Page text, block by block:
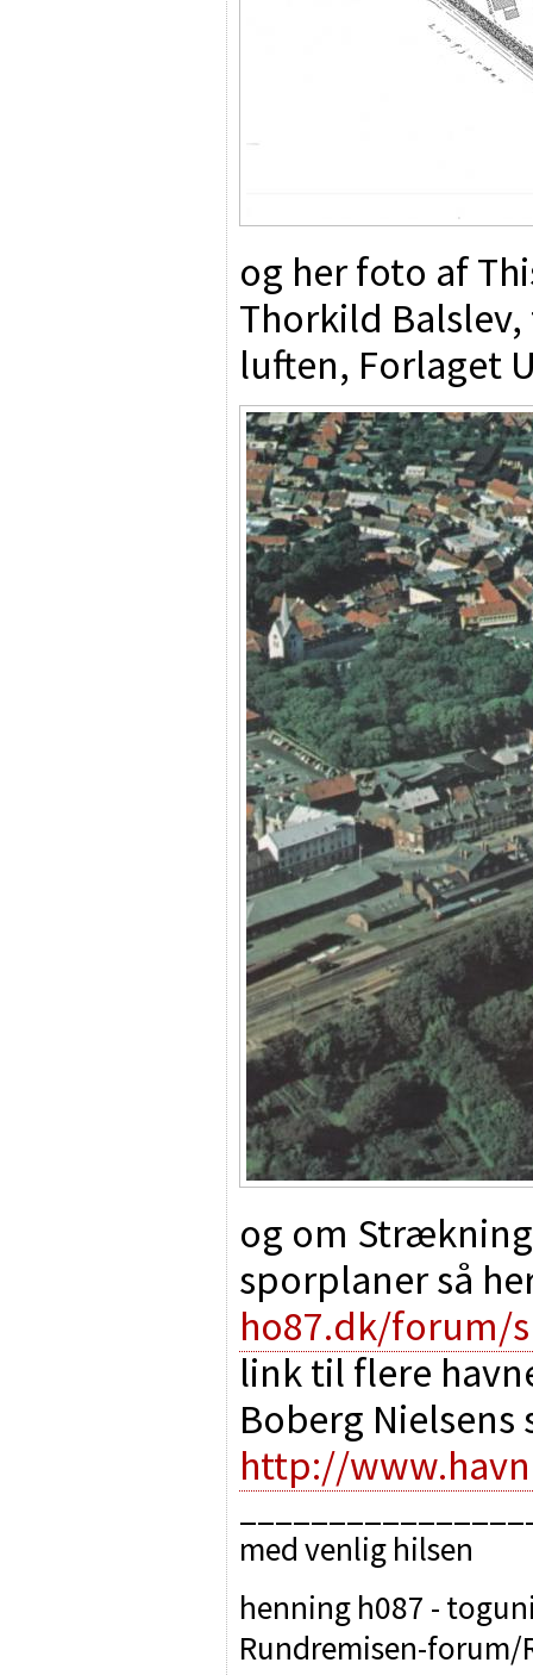
og her foto af
Thorkild
luften, Forlaget
og om
sporplaner så
ho87.dk/forum/
link til flere
Boberg Nielsens
http://
med venlig hilsen
henning h087 -
Rundremisen-forum/